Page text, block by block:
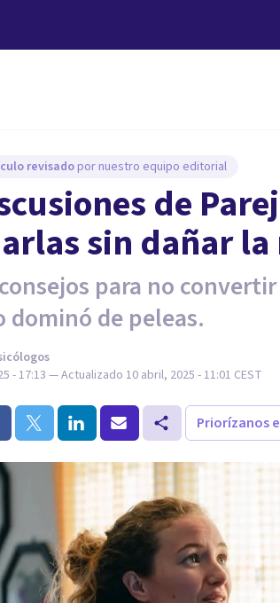
revisado por nuestro equipo editorial
de
sin dañar
para no
dominó de peleas.
- 17:13 — Actualizado 10 abril, 2025 - 11:01 CEST
Priorízanos